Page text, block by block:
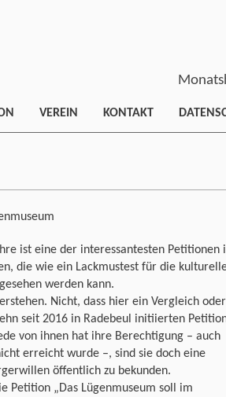
VEREIN KONTAKT
ist eine der interessantesten Petitionen
die wie ein Lackmustest für die
werden kann.
Nicht, dass hier ein Vergleich oder
seit 2016 in Radebeul initiierten
von ihnen hat ihre Berechtigung – auch
erreicht wurde –, sind sie doch eine
öffentlich zu bekunden.
Petition „Das Lügenmuseum soll im